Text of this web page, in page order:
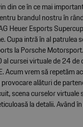
din ce în ce mai
brandul nostru în
Heuer Esports
Cupa intră în al patrulea
la Porsche
cursei virtuale de 24 de
Acum vrem să repetăm
alături de
scena curselor virtuale
la detalii. Având